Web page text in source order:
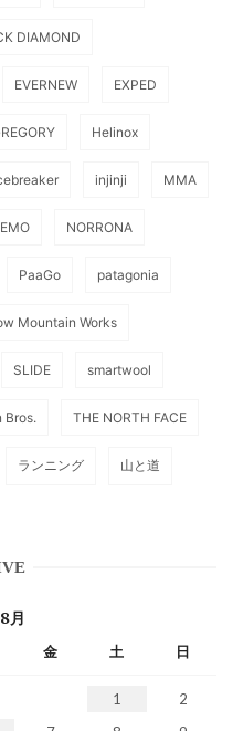
DIAMOND
EVERNEW EXPED
Helinox
injinji MMA
NORRONA
PaaGo patagonia
Mountain Works
SLIDE smartwool
Bros. THE NORTH FACE
ランニング 山と道
月
金 土 日
1
2